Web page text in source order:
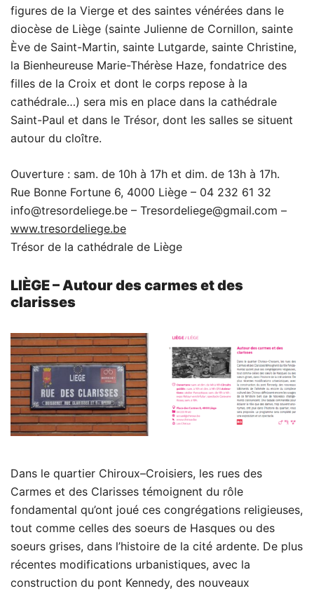
figures de la Vierge et des saintes vénérées dans le
diocèse de Liège (sainte Julienne de Cornillon, sainte
Ève de Saint-Martin, sainte Lutgarde, sainte Christine,
la Bienheureuse Marie-Thérèse Haze, fondatrice des
filles de la Croix et dont le corps repose à la
cathédrale…) sera mis en place dans la cathédrale
Saint-Paul et dans le Trésor, dont les salles se situent
autour du cloître.
Ouverture : sam. de 10h à 17h et dim. de 13h à 17h.
Rue Bonne Fortune 6, 4000 Liège – 04 232 61 32
info@tresordeliege.be – Tresordeliege@gmail.com –
www.tresordeliege.be
Trésor de la cathédrale de Liège
LIÈGE – Autour des carmes et des
clarisses
Dans le quartier Chiroux–Croisiers, les rues des
Carmes et des Clarisses témoignent du rôle
fondamental qu’ont joué ces congrégations religieuses,
tout comme celles des soeurs de Hasques ou des
soeurs grises, dans l’histoire de la cité ardente. De plus
récentes modifications urbanistiques, avec la
construction du pont Kennedy, des nouveaux